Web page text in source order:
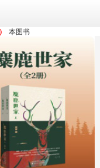
本图书